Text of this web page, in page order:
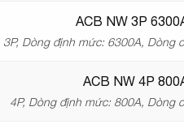
ACB NW 3P
3P, Dòng định mức: 6300A, Dòng
ACB NW 4P
4P, Dòng định mức: 800A, Dòng